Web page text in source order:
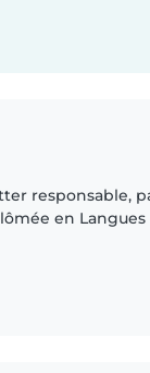
responsable,
en Langues